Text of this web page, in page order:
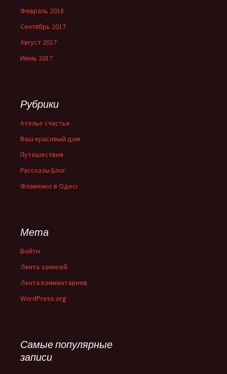
Февраль 2018
Сентябрь 2017
Август 2017
Июнь 2017
Рубрики
Ателье счастья
Ваш красивый дом
Путешествия
Рассказы Блог
Фламенко в Одесі
Мета
Войти
Лента записей
Лента комментариев
WordPress.org
Самые популярные
записи